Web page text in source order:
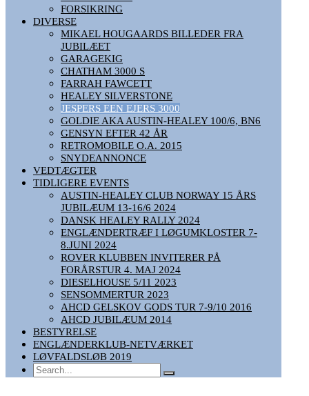
FORSIKRING
DIVERSE
MIKAEL HOUGAARDS BILLEDER FRA
JUBILÆET
GARAGEKIG
CHATHAM 3000 S
FARRAH FAWCETT
HEALEY SILVERSTONE
JESPERS EEN EJERS 3000
GOLDIE AKA AUSTIN-HEALEY 100/6, BN6
GENSYN EFTER 42 ÅR
RETROMOBILE O.A. 2015
SNYDEANNONCE
VEDTÆGTER
TIDLIGERE EVENTS
AUSTIN-HEALEY CLUB NORWAY 15 ÅRS
JUBILÆUM 13-16/6 2024
DANSK HEALEY RALLY 2024
ENGLÆNDERTRÆF I LØGUMKLOSTER 7-
8.JUNI 2024
ROVER KLUBBEN INVITERER PÅ
FORÅRSTUR 4. MAJ 2024
DIESELHOUSE 5/11 2023
SENSOMMERTUR 2023
AHCD GELSKOV GODS TUR 7-9/10 2016
AHCD JUBILÆUM 2014
BESTYRELSE
ENGLÆNDERKLUB-NETVÆRKET
LØVFALDSLØB 2019